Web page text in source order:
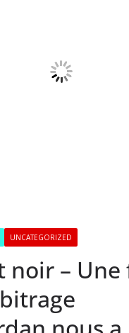
UNCATEGORIZED
noir –